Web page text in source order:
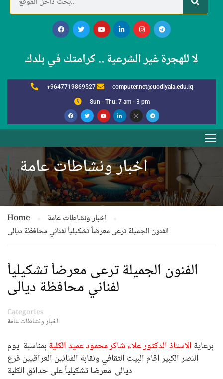
لا للهجرة غير الشرعية .. كرامتك في بلدك
+9647719869527 computer.net@uodiyala.edu.iq
Sun - Thu: 7 am - 3 pm
اخبار ونشاطات عامة
Home
اخبار ونشاطات عامة
الفنون الجميلة ترعى معرضاً تشكيلياً لفناني محافظة ديالى
الفنون الجميلة ترعى معرضاً تشكيلياً
لفناني محافظة ديالى
Categories
اخبار ونشاطات عامة
برعاية الاستاذ الدكتور علاء شاكر محمود عميد الكلية بمناسبة يوم
النصر الكبير اقام البيت الثقافي ونقابة الفنانين العراقيين فرع
ديالى معرضا تشكيلياً على حدائق الكلية